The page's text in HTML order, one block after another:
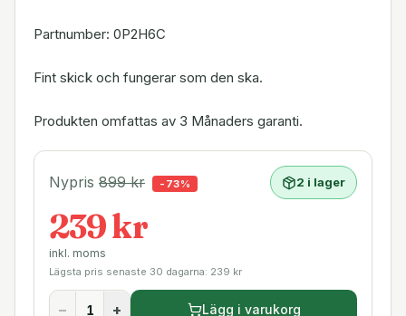
Partnumber: 0P2H6C
Fint skick och fungerar som den ska.
Produkten omfattas av 3 Månaders garanti.
Nypris 899kr - 73% 2 i lager
239 kr
inkl. moms
Lägsta pris senaste 30 dagarna: 239 kr
− + Lägg i varukorg